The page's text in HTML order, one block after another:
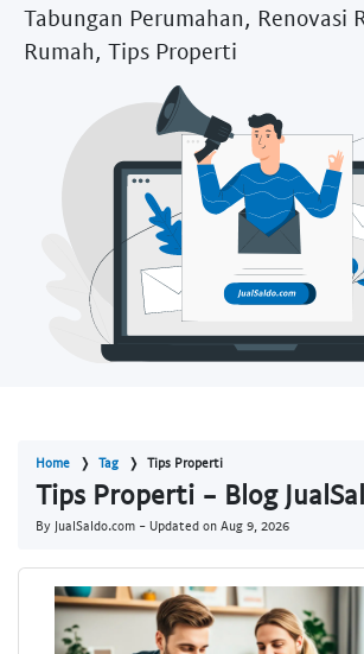
Tabungan Perumahan, Renovasi
Rumah, Tips Properti
Home Tag Tips Properti
Tips Properti - Blog
By JualSaldo.com - Updated on Aug 9, 2026